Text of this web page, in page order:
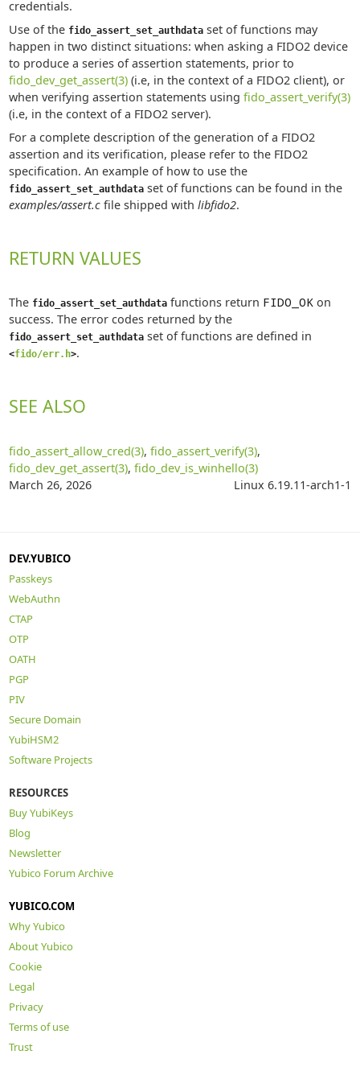
credentials.
Use of the fido_assert_set_authdataset of functions may
happen in two distinct situations: when asking a FIDO2 device
to produce a series of assertion statements, prior to
fido_dev_get_assert(3)(i.e, in the context of a FIDO2 client), or
when verifying assertion statements using fido_assert_verify(3)
(i.e, in the context of a FIDO2 server).
For a complete description of the generation of a FIDO2
assertion and its verification, please refer to the FIDO2
specification. An example of how to use the
fido_assert_set_authdataset of functions can be found in the
examples/assert.cfile shipped with libfido2.
RETURN VALUES
The fido_assert_set_authdatafunctions return FIDO_OKon
success. The error codes returned by the
fido_assert_set_authdataset of functions are defined in
<fido/err.h>.
SEE ALSO
fido_assert_allow_cred(3), fido_assert_verify(3),
fido_dev_get_assert(3), fido_dev_is_winhello(3)
March 26, 2026
Linux 6.19.11-arch1-1
DEV.YUBICO
Passkeys
WebAuthn
CTAP
OTP
OATH
PGP
PIV
Secure Domain
YubiHSM2
Software Projects
RESOURCES
Buy YubiKeys
Blog
Newsletter
Yubico Forum Archive
YUBICO.COM
Why Yubico
About Yubico
Cookie
Legal
Privacy
Terms of use
Trust